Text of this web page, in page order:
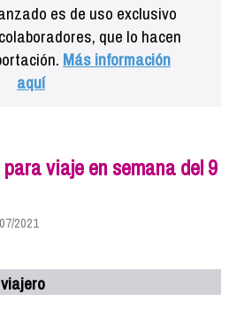
es de uso exclusivo
que lo hacen
Más información
aquí
viaje en semana del 9
2021